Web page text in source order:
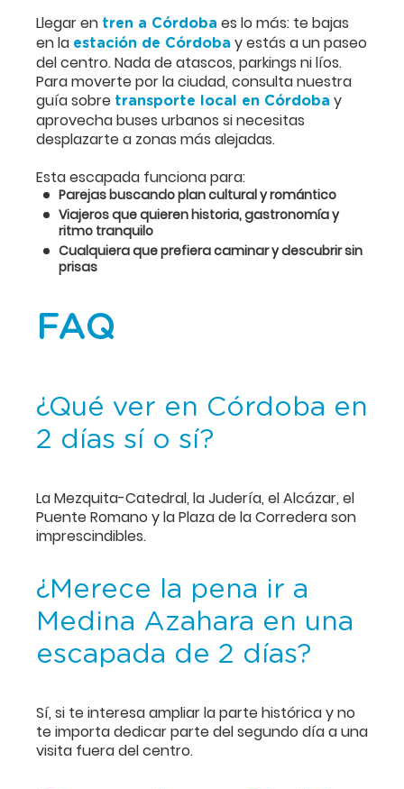
Llegar en tren a Córdoba es lo más: te bajas
en la estación de Córdoba y estás a un paseo
del centro. Nada de atascos, parkings ni líos.
Para moverte por la ciudad, consulta nuestra
guía sobre transporte local en Córdoba y
aprovecha buses urbanos si necesitas
desplazarte a zonas más alejadas.
Esta escapada funciona para:
Parejas buscando plan cultural y romántico
Viajeros que quieren historia, gastronomía y
ritmo tranquilo
Cualquiera que prefiera caminar y descubrir sin
prisas
FAQ
¿Qué ver en Córdoba en
2 días sí o sí?
La Mezquita-Catedral, la Judería, el Alcázar, el
Puente Romano y la Plaza de la Corredera son
imprescindibles.
¿Merece la pena ir a
Medina Azahara en una
escapada de 2 días?
Sí, si te interesa ampliar la parte histórica y no
te importa dedicar parte del segundo día a una
visita fuera del centro.